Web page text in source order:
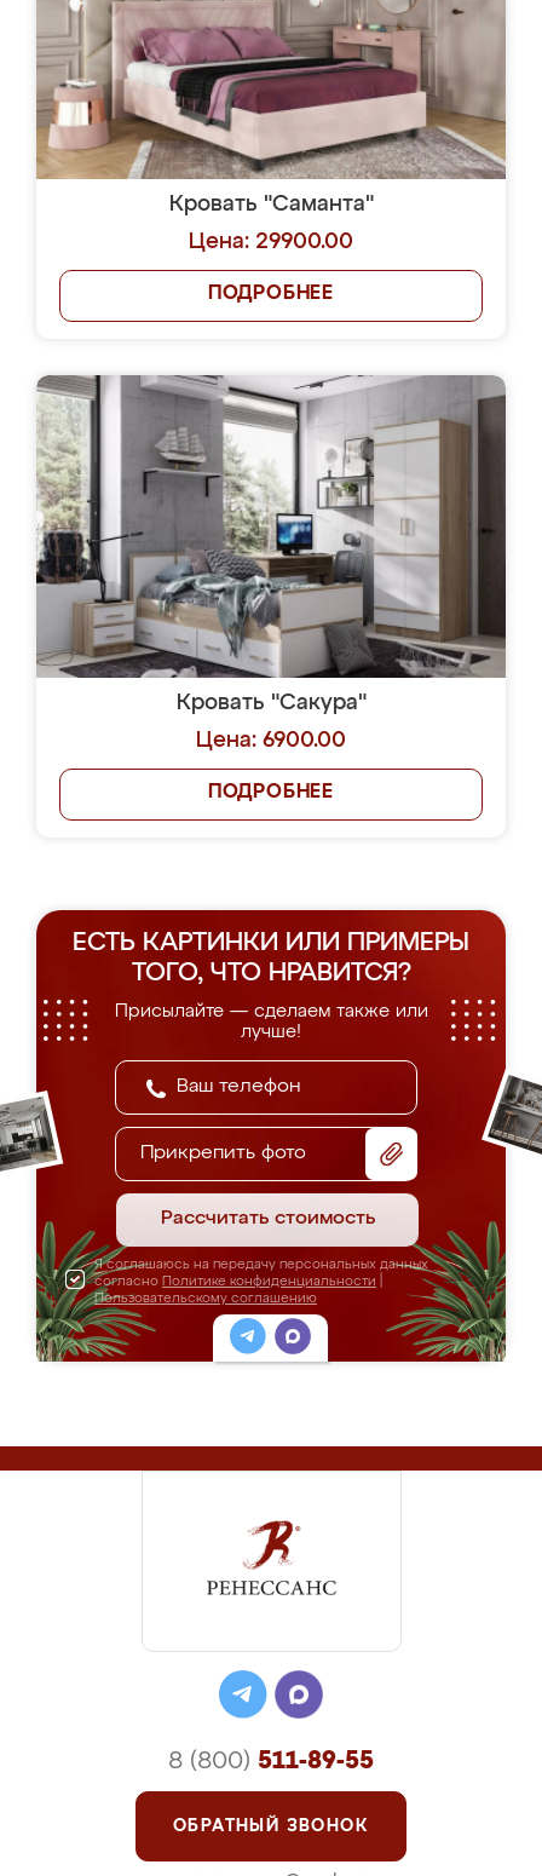
Кровать "Саманта"
Цена: 29900.00
ПОДРОБНЕЕ
Кровать "Сакура"
Цена: 6900.00
ПОДРОБНЕЕ
ЕСТЬ КАРТИНКИ ИЛИ ПРИМЕРЫ
ТОГО, ЧТО НРАВИТСЯ?
Присылайте — сделаем также или
лучше!
Прикрепить фото
Рассчитать стоимость
Я соглашаюсь на передачу персональных данных
согласно Политике конфиденциальности
Пользовательскому соглашению
8 (800) 511-89-55
ОБРАТНЫЙ ЗВОНОК